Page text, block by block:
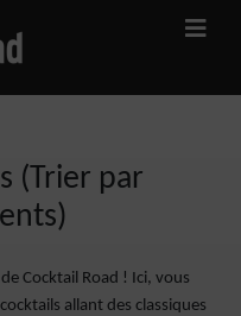
(Trier par
Cocktail Road ! Ici, vous
allant des classiques